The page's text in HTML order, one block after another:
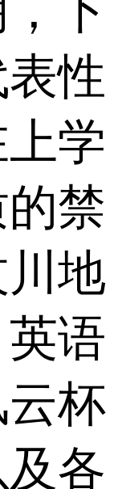
下
性
学
禁
地
语
杯
各